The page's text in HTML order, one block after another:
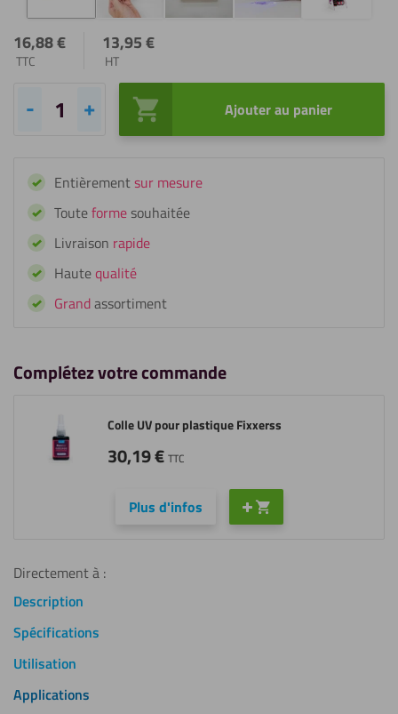
16,88€
TTC
13,95€
HT
quantité
Lampe
UV
Ajouter au panier
Entièrementsur mesure
Touteforme souhaitée
Livraison rapide
Hautequalité
Grandassortiment
Complétez votre commande
Plus d'infos
Colle UV pour plastique Fixxerss
30,19€ TTC
Directement à :
Description
Spécifications
Utilisation
Applications